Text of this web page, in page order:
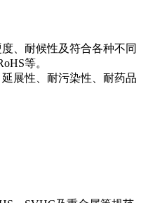
、耐候性及符合各种不同
等。
展性、耐污染性、耐药品